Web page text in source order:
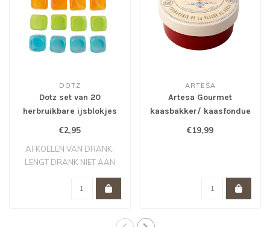
DOTZ
Dotz set van 20
herbruikbare ijsblokjes
vierkant
€2,95
AFKOELEN VAN DRANK.
LENGT DRANK NIET AAN
MET WATER DUS GEEN..
ARTESA
Artesa Gourmet
kaasbakker/ kaasfondue
Camembert
€19,99